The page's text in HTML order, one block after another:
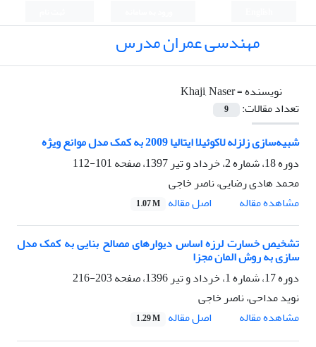
مهندسی عمران مدرس
نویسنده =Khaji, Naser
تعداد مقالات:
9
شبیه‌سازی زلزله لاکوئیلا ایتالیا 2009 به کمک مدل موانع ویژه
دوره 18، شماره 2، خرداد و تیر 1397، صفحه
101-112
محمد هادی رضایی، ناصر خاجی
مشاهده مقاله
اصل مقاله 1.07 M
تشخیص خسارت لرزه اساس دیوارهای مصالح بنایی به کمک مدل
سازی به روش المان مجزا
دوره 17، شماره 1، خرداد و تیر 1396، صفحه
203-216
نوید مداحی، ناصر خاجی
مشاهده مقاله
اصل مقاله 1.29 M